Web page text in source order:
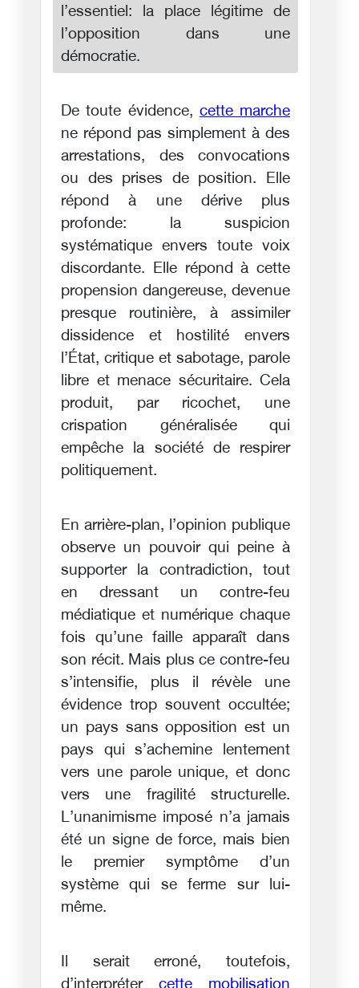
l’essentiel: la place légitime de
l’opposition dans une
démocratie.
De toute évidence,cette marche
ne répond pas simplement à des
arrestations, des convocations
ou des prises de position. Elle
répond à une dérive plus
profonde: la suspicion
systématique envers toute voix
discordante. Elle répond à cette
propension dangereuse, devenue
presque routinière, à assimiler
dissidence et hostilité envers
l’État, critique et sabotage, parole
libre et menace sécuritaire. Cela
produit, par ricochet, une
crispation généralisée qui
empêche la société de respirer
politiquement.
En arrière-plan, l’opinion publique
observe un pouvoir qui peine à
supporter la contradiction, tout
en dressant un contre-feu
médiatique et numérique chaque
fois qu’une faille apparaît dans
son récit. Mais plus ce contre-feu
s’intensifie, plus il révèle une
évidence trop souvent occultée;
un pays sans opposition est un
pays qui s’achemine lentement
vers une parole unique, et donc
vers une fragilité structurelle.
L’unanimisme imposé n’a jamais
été un signe de force, mais bien
le premier symptôme d’un
système qui se ferme sur lui-
même.
Il serait erroné, toutefois,